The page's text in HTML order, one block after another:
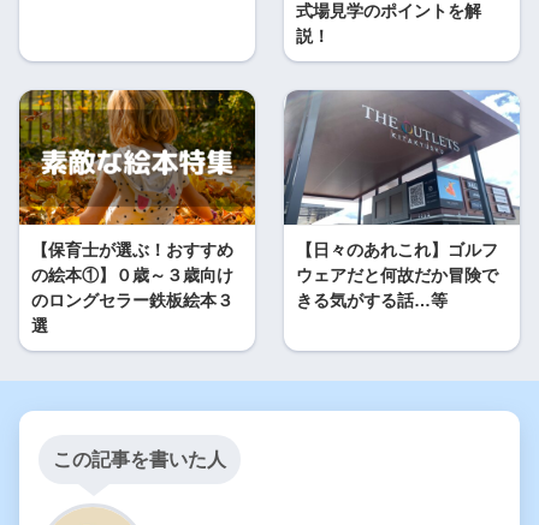
式場見学のポイントを解
説！
【保育士が選ぶ！おすすめ
の絵本①】０歳～３歳向け
のロングセラー鉄板絵本３
選
【日々のあれこれ】ゴルフ
ウェアだと何故だか冒険で
きる気がする話…等
この記事を書いた人